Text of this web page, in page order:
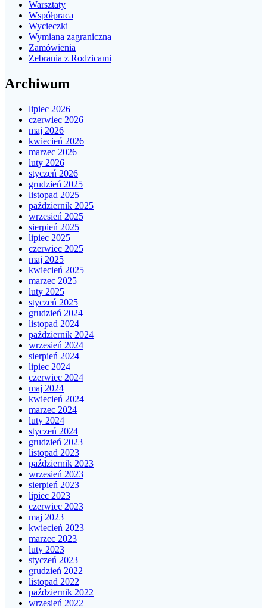
Warsztaty
Współpraca
Wycieczki
Wymiana zagraniczna
Zamówienia
Zebrania z Rodzicami
Archiwum
lipiec 2026
czerwiec 2026
maj 2026
kwiecień 2026
marzec 2026
luty 2026
styczeń 2026
grudzień 2025
listopad 2025
październik 2025
wrzesień 2025
sierpień 2025
lipiec 2025
czerwiec 2025
maj 2025
kwiecień 2025
marzec 2025
luty 2025
styczeń 2025
grudzień 2024
listopad 2024
październik 2024
wrzesień 2024
sierpień 2024
lipiec 2024
czerwiec 2024
maj 2024
kwiecień 2024
marzec 2024
luty 2024
styczeń 2024
grudzień 2023
listopad 2023
październik 2023
wrzesień 2023
sierpień 2023
lipiec 2023
czerwiec 2023
maj 2023
kwiecień 2023
marzec 2023
luty 2023
styczeń 2023
grudzień 2022
listopad 2022
październik 2022
wrzesień 2022